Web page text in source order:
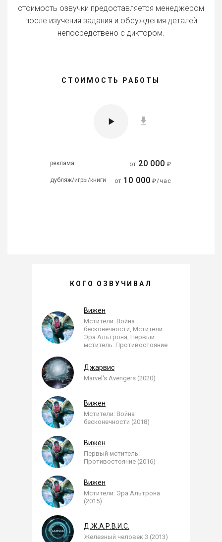
стоимость озвучки предоставляется менеджером
после изучения задания и обсуждения деталей
непосредствено с диктором.
СТОИМОСТЬ РАБОТЫ
реклама от 20 000 ₽
дубляж/игры/книги от 10 000 ₽/час
ГРИГОРИЙ ПЕРЕЛЬ —
КОГО ОЗВУЧИВАЛ
Вижен
Мстители: Война
бесконечности, Мстители:
Эра Альтрона, Первый
мститель: Противостояние
Джарвис
Marvel's Avengers (2020)
Вижен
Мстители: Война
бесконечности (2018)
Вижен
Первый мститель:
Противостояние (2016)
Вижен
Мстители: Эра Альтрона
(2015)
Д.Ж.А.Р.В.И.С.
Железный человек 3 (2013)